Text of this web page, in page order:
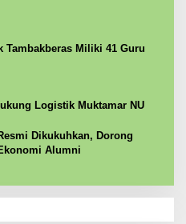
Tambakberas Miliki 41 Guru
Logistik Muktamar NU
Dikukuhkan, Dorong
Alumni